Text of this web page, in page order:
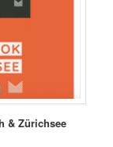
& Zürichsee